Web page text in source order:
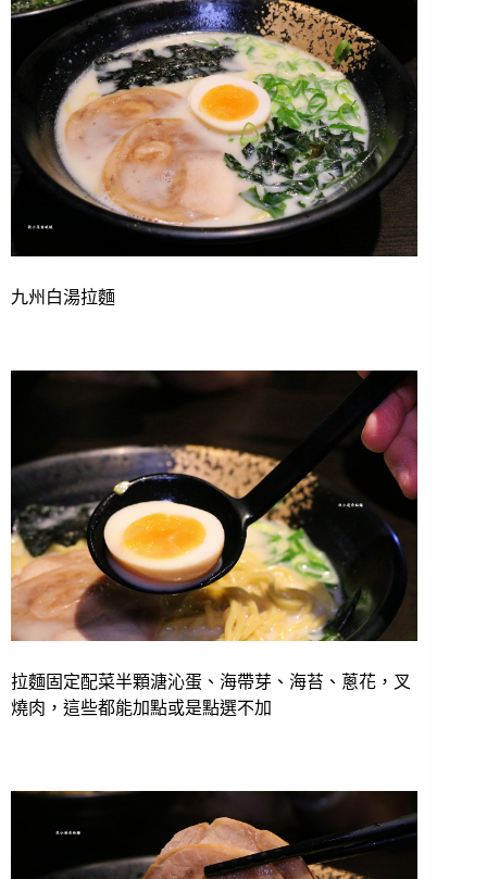
九州白湯拉麵
拉麵固定配菜半顆溏沁蛋、海帶芽、海苔、蔥花，叉
燒肉，這些都能加點或是點選不加